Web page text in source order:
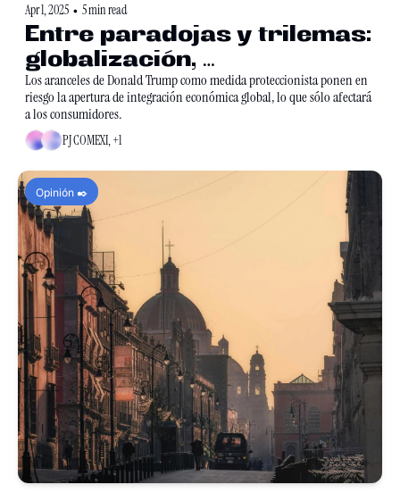
Apr 1, 2025 • 5 min read
Entre paradojas y trilemas:
globalización,
proteccionismo y
nacionalismo
Los aranceles de Donald Trump como medida proteccionista ponen en
riesgo la apertura de integración económica global, lo que sólo afectará
a los consumidores.
PJ COMEXI, +1
Opinión ✒️